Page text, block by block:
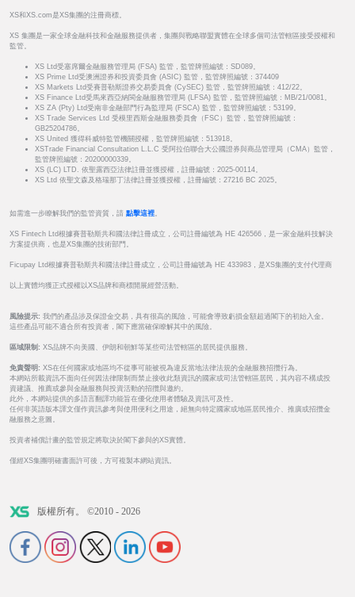
XS和XS.com是XS集團的注冊商標。
XS 集團是一家全球金融科技和金融服務提供者，集團與戰略聯盟實體在全球多個司法管轄區接受授權和
監管。
XS Ltd受塞席爾金融服務管理局 (FSA) 監管，監管牌照編號：SD089。
XS Prime Ltd受澳洲證券和投資委員會 (ASIC) 監管，監管牌照編號：374409
XS Markets Ltd受賽普勒斯證券交易委員會 (CySEC) 監管，監管牌照編號：412/22。
XS Finance Ltd受馬來西亞納閩金融服務管理局 (LFSA) 監管，監管牌照編號：MB/21/0081。
XS ZA (Pty) Ltd受南非金融部門行為監理局 (FSCA) 監管，監管牌照編號：53199。
XS Trade Services Ltd 受模里西斯金融服務委員會（FSC）監管，監管牌照編號：
GB25204786。
XS United 獲得科威特監管機關授權，監管牌照編號：513918。
XSTrade Financial Consultation L.L.C 受阿拉伯聯合大公國證券與商品管理局（CMA）監管，
監管牌照編號：20200000339。
XS (LC) LTD. 依聖露西亞法律註冊並獲授權，註冊編號：2025-00114。
XS Ltd 依聖文森及格瑞那丁法律註冊並獲授權，註冊編號：27216 BC 2025。
如需進一步瞭解我們的監管資質，請 點擊這裡。
XS Fintech Ltd根據賽普勒斯共和國法律註冊成立，公司註冊編號為 HE 426566，是一家金融科技解決
方案提供商，也是XS集團的技術部門。
Ficupay Ltd根據賽普勒斯共和國法律註冊成立，公司註冊編號為 HE 433983，是XS集團的支付代理商
以上實體均獲正式授權以XS品牌和商標開展經營活動。
風險提示: 我們的產品涉及保證金交易，具有很高的風險，可能會導致虧損金額超過閣下的初始入金。
這些產品可能不適合所有投資者，閣下應當確保瞭解其中的風險。
區域限制: XS品牌不向美國、伊朗和朝鮮等某些司法管轄區的居民提供服務。
免責聲明: XS在任何國家或地區均不從事可能被視為違反當地法律法規的金融服務招攬行為。
本網站所載資訊不面向任何因法律限制而禁止接收此類資訊的國家或司法管轄區居民，其內容不構成投
資建議、推薦或參與金融服務與投資活動的招攬與邀約。
此外，本網站提供的多語言翻譯功能旨在優化使用者體驗及資訊可及性。
任何非英語版本譯文僅作資訊參考與使用便利之用途，絕無向特定國家或地區居民推介、推廣或招攬金
融服務之意圖。
投資者補償計畫的監管規定將取決於閣下參與的XS實體。
僅經XS集團明確書面許可後，方可複製本網站資訊。
版權所有。 ©2010 - 2026